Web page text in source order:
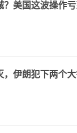
？美国这波操作亏
，伊朗犯下两个